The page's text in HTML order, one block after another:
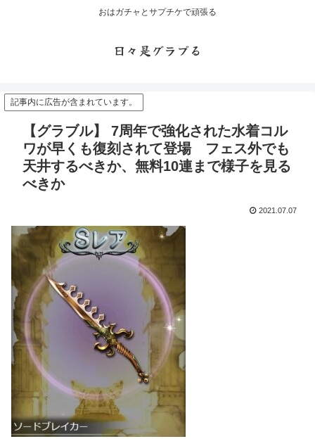
おはガチャとサプチケで頑張る
日々是グラブる
記事内に広告が含まれています。
【グラブル】 7周年で強化された水着コル
ワが早くも復刻されて登場 フェス外でも
天井するべきか、無料10連まで様子を見る
べきか
2021.07.07